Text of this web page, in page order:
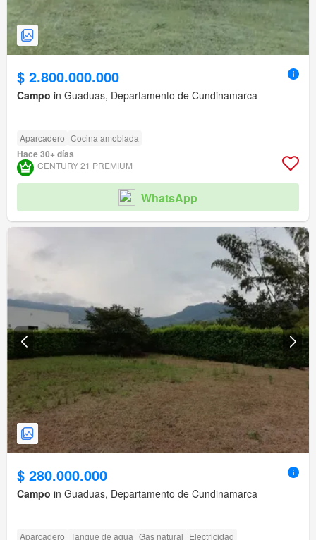
$ 2.800.000.000
Campo in Guaduas, Departamento de Cundinamarca
Aparcadero Cocina amoblada
Hace 30+ días
CENTURY 21 PREMIUM
WhatsApp
$ 280.000.000
Campo in Guaduas, Departamento de Cundinamarca
Aparcadero Tanque de agua Gas natural Electricidad